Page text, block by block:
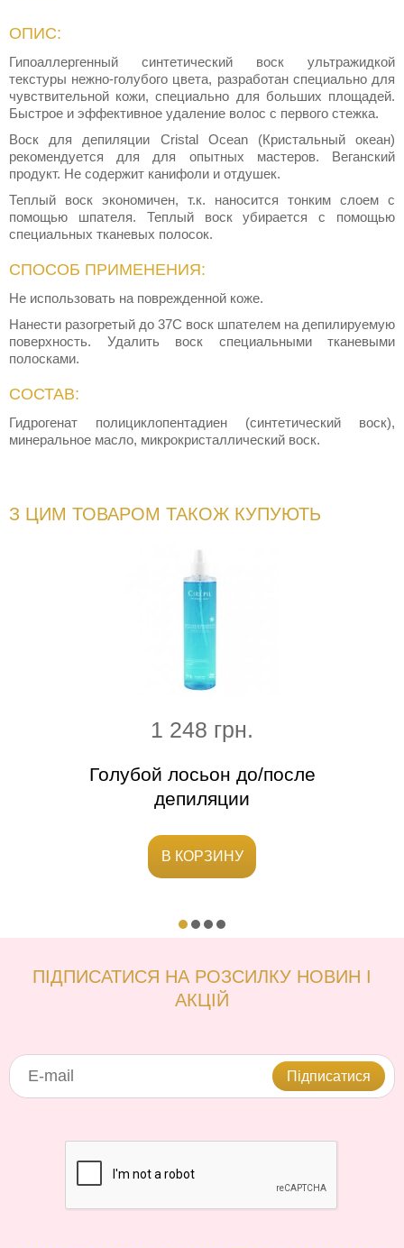
ОПИС:
Гипоаллергенный синтетический воск ультражидкой
текстуры нежно-голубого цвета, разработан специально для
чувствительной кожи, специально для больших площадей.
Быстрое и эффективное удаление волос с первого стежка.
Воск для депиляции Cristal Ocean (Кристальный океан)
рекомендуется для для опытных мастеров. Веганский
продукт. Не содержит канифоли и отдушек.
Теплый воск экономичен, т.к. наносится тонким слоем с
помощью шпателя. Теплый воск убирается с помощью
специальных тканевых полосок.
СПОСОБ ПРИМЕНЕНИЯ:
Не использовать на поврежденной коже.
Нанести разогретый до 37С воск шпателем на депилируемую
поверхность. Удалить воск специальными тканевыми
полосками.
СОСТАВ:
Гидрогенат полициклопентадиен (синтетический воск),
минеральное масло, микрокристаллический воск.
З ЦИМ ТОВАРОМ ТАКОЖ КУПУЮТЬ
1 248 грн.
Голубой лосьон до/после
депиляции
В КОРЗИНУ
ПІДПИСАТИСЯ НА РОЗСИЛКУ НОВИН І
АКЦІЙ
Підписатися